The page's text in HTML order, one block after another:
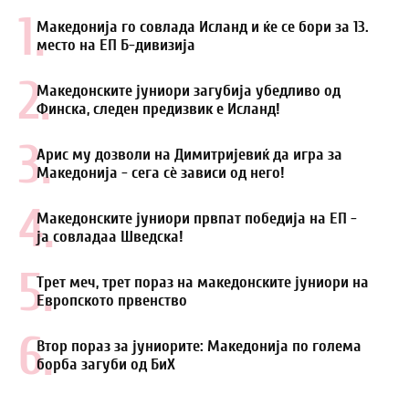
1.Македонија го совлада Исланд и ќе се бори за 13.
место на ЕП Б-дивизија
2.Македонските јуниори загубија убедливо од
Финска, следен предизвик е Исланд!
3.Арис му дозволи на Димитријевиќ да игра за
Македонија - сега сѐ зависи од негo!
4.Македонските јуниори првпат победија на ЕП -
ја совладаа Шведска!
5.Трет меч, трет пораз на македонските јуниори на
Европското првенство
6.Втор пораз за јуниорите: Македонија по голема
борба загуби од БиХ